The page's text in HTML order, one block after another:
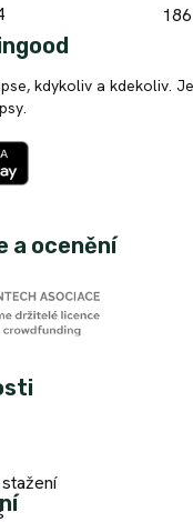
kdykoliv a kdekoliv.
a ocenění